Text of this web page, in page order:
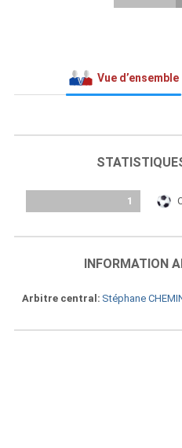
Vue d’ensemble
1
INFORMATION
Arbitre central Stéphane